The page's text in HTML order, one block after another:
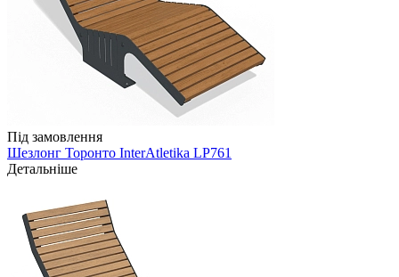
Під замовлення
Шезлонг Торонто InterAtletika LP761
Детальніше